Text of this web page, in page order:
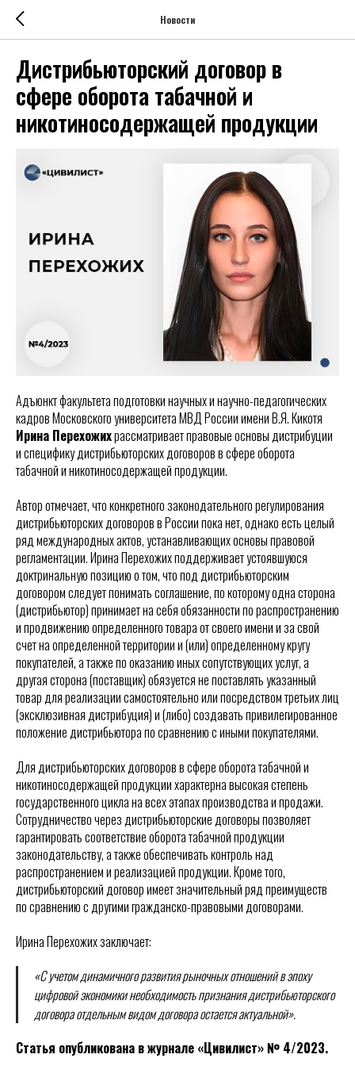
Новости
Дистрибьюторский договор в
сфере оборота табачной и
никотиносодержащей продукции
Адъюнкт факультета подготовки научных и научно-педагогических
кадров Московского университета МВД России имени В.Я. Кикотя
Ирина Перехожихрассматривает правовые основы дистрибуции
и специфику дистрибьюторских договоров в сфере оборота
табачной и никотиносодержащей продукции.
Автор отмечает, что конкретного законодательного регулирования
дистрибьюторских договоров в России пока нет, однако есть целый
ряд международных актов, устанавливающих основы правовой
регламентации. Ирина Перехожих поддерживает устоявшуюся
доктринальную позицию о том, что под дистрибьюторским
договором следует понимать соглашение, по которому одна сторона
(дистрибьютор) принимает на себя обязанности по распространению
и продвижению определенного товара от своего имени и за свой
счет на определенной территории и (или) определенному кругу
покупателей, а также по оказанию иных сопутствующих услуг, а
другая сторона (поставщик) обязуется не поставлять указанный
товар для реализации самостоятельно или посредством третьих лиц
(эксклюзивная дистрибуция) и (либо) создавать привилегированное
положение дистрибьютора по сравнению с иными покупателями.
Для дистрибьюторских договоров в сфере оборота табачной и
никотиносодержащей продукции характерна высокая степень
государственного цикла на всех этапах производства и продажи.
Сотрудничество через дистрибьюторские договоры позволяет
гарантировать соответствие оборота табачной продукции
законодательству, а также обеспечивать контроль над
распространением и реализацией продукции. Кроме того,
дистрибьюторский договор имеет значительный ряд преимуществ
по сравнению с другими гражданско-правовыми договорами.
Ирина Перехожих заключает:
«С учетом динамичного развития рыночных отношений в эпоху
цифровой экономики необходимость признания дистрибьюторского
договора отдельным видом договора остается актуальной».
Статья опубликована в журнале «Цивилист» № 4/2023.